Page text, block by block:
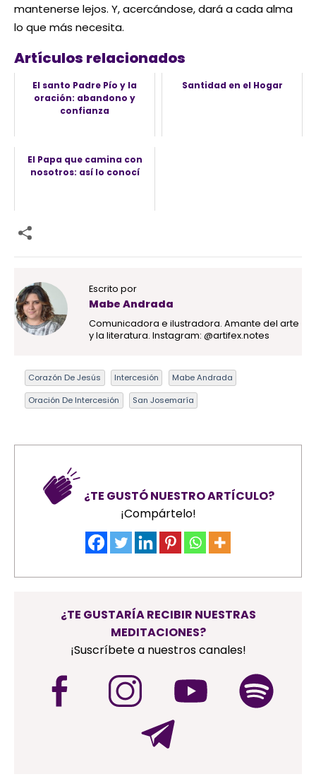
mantenerse lejos. Y, acercándose, dará a cada alma
lo que más necesita.
Artículos relacionados
El santo Padre Pío y la
oración: abandono y
confianza
Santidad en el Hogar
El Papa que camina con
nosotros: así lo conocí
Escrito por
Mabe Andrada
Comunicadora e ilustradora. Amante del arte
y la literatura. Instagram: @artifex.notes
Corazón De Jesús Intercesión Mabe Andrada
Oración De Intercesión San Josemaría
¿TE GUSTÓ NUESTRO ARTÍCULO?
¡Compártelo!
¿TE GUSTARÍA RECIBIR NUESTRAS
MEDITACIONES?
¡Suscríbete a nuestros canales!